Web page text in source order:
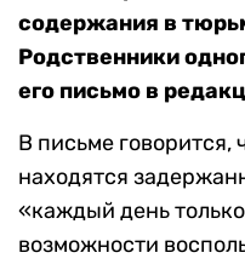
содержания в
Родственники
его письмо в
В письме говорится,
находятся
«каждый день
возможности